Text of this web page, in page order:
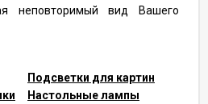
неповторимый вид Вашего
Подсветки для картин
Настольные лампы